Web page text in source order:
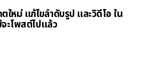
ใหม่ แก้ไขลำดับรูป และวิดีโอ ใน
ะโพสต์ไปแล้ว